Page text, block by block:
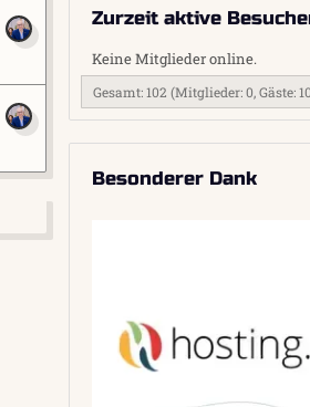
Zurzeit aktive
Keine Mitglieder online.
Gesamt: 102 (Mitglieder: 0, Gäste:
Besonderer Dank